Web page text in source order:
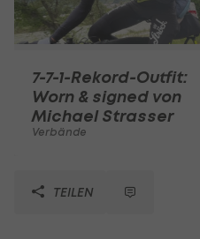
7-7-1-Rekord-Outfit:
Worn & signed von
Michael Strasser
Verbände
TEILEN